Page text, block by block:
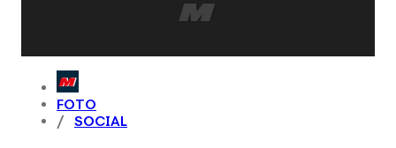
FOTO
SOCIAL